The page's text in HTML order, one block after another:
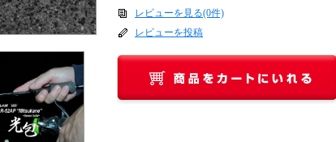
レビューを見る(0件)
レビューを投稿